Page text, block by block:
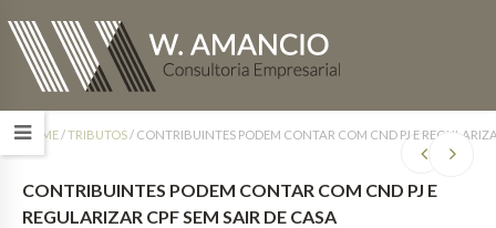
HOME/TRIBUTOS/ CONTRIBUINTES PODEM CONTAR COM CND PJ E
CONTRIBUINTES PODEM CONTAR COM CND PJ E
REGULARIZAR CPF SEM SAIR DE CASA